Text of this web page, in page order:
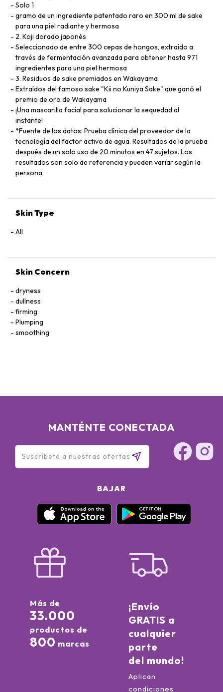
Solo 1
gramo de un ingrediente patentado raro en 300 ml de sake
para una piel radiante y hermosa
2. Koji dorado japonés
Seleccionado de entre 300 cepas de hongos, extraído a
través de fermentación avanzada para obtener hasta 971
ingredientes para una piel hermosa
3. Residuos de sake premiados en Wakayama
Extraídos del famoso sake "Kii no Kuniya Sake" que ganó el
premio de oro de Wakayama
¡Una mascarilla facial para solucionar la sequedad al
instante!
*Fuente de los datos: Prueba clínica del proveedor de la
tecnología del factor activo de agua. Resultados de la prueba
después de un solo uso de 20 minutos en 47 sujetos. Los
resultados son solo de referencia y pueden variar según la
persona.
Skin Type
All
Skin Concern
dryness
dullness
firming
Plumping
smoothing
MANTÉNTE CONECTADA
BAJAR
Más de
33.000
productos de
800 marcas
¡Envío
GRATIS a
cualquier
parte
del mundo!
Aplican
condiciones